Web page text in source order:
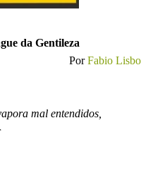
da Gentileza
PorFabio
mal entendidos,